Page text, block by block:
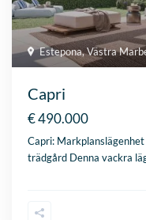
Utvlad